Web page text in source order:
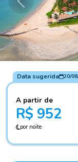
Anterior
Data sugerida 20/
A partir de
R$ 952
por noite